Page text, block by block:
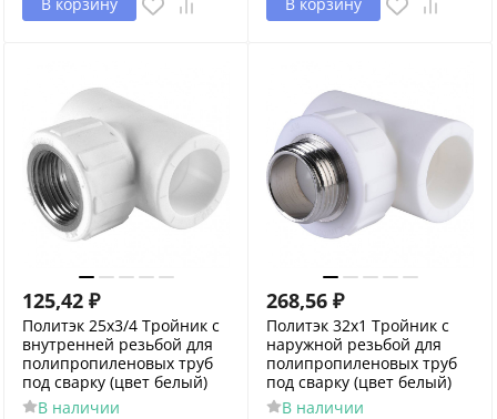
125,42 ₽
Политэк 25х3/4 Тройник с
внутренней резьбой для
полипропиленовых труб
под сварку (цвет белый)
В наличии
268,56 ₽
Политэк 32x1 Тройник с
наружной резьбой для
полипропиленовых труб
под сварку (цвет белый)
В наличии